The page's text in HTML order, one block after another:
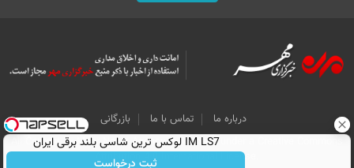
درباره ما تماس با ما
بازرگانی
All Content by Mehr News Agency is licensed under a Creative Commons
Attribution 4.0 International License.
IM LS7 لوکس ترین شاسی بلند برقی ایران
ثبت درخواست